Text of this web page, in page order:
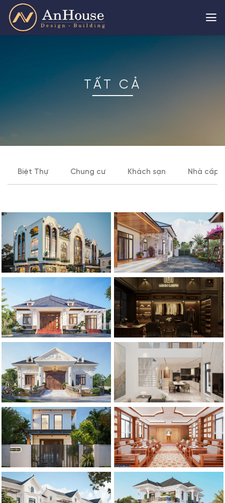
Skip
content
TẤT CẢ
Biệt Thự Chung cư Khách sạn Nhà cấp